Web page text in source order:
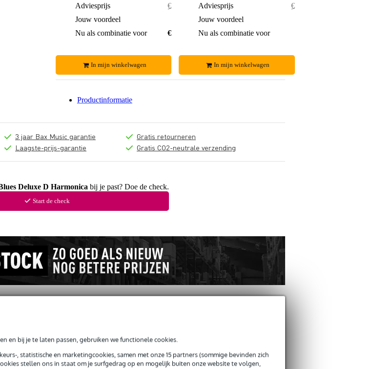
en bij je te laten passen, gebruiken we functionele cookies.
, statistische en marketingcookies, samen met onze 15 partners (sommige bevinden zich
stellen ons in staat om je surfgedrag op en mogelijk buiten onze website te volgen,
Adviesprijs
€ 20,36
Jouw voordeel
Nu als combinatie voor
€ 19,85
In mijn winkelwagen
Adviesprijs
€ 34,25
Jouw voordeel
Nu als combinatie voor
In mijn winkelwagen
Productinformatie
3 jaar Bax Music garantie
Laagste-prijs-garantie
Gratis retourneren
Gratis CO2-neutrale verzending
Deluxe D Harmonica bij je past? Doe de check.
Start de check
Schrijf zelf een review
OOK